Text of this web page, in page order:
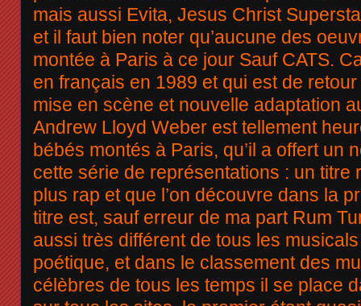
mais aussi Evita, Jesus Christ
et il faut bien noter qu’aucune des
montée à Paris à ce jour Sauf CATS.
en français en 1989 et qui est de
mise en scène et nouvelle adaptation
Andrew Lloyd Weber est tellement
bébés montés à Paris, qu’il a offert un
cette série de représentations : un titre
plus rap et que l’on découvre dans la
titre est, sauf erreur de ma part Rum
aussi très différent de tous les
poétique, et dans le classement des
célèbres de tous les temps il se place